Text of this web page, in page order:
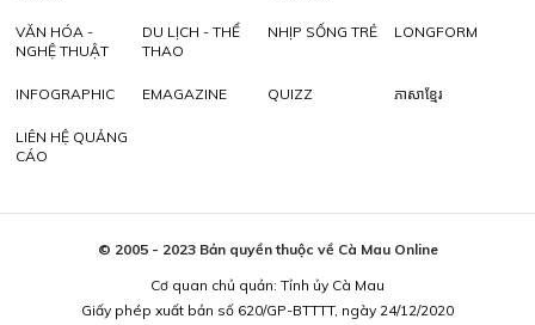
VĂN HÓA -
NGHỆ THUẬT
DU LỊCH - THỂ
THAO
NHỊP SỐNG TRẺ LONGFORM
INFOGRAPHIC EMAGAZINE QUIZZ ភាសាខ្មែរ
LIÊN HỆ QUẢNG
CÁO
© 2005 - 2023 Bản quyền thuộc về Cà Mau Online
Cơ quan chủ quản: Tỉnh ủy Cà Mau
Giấy phép xuất bản số 620/GP-BTTTT, ngày 24/12/2020